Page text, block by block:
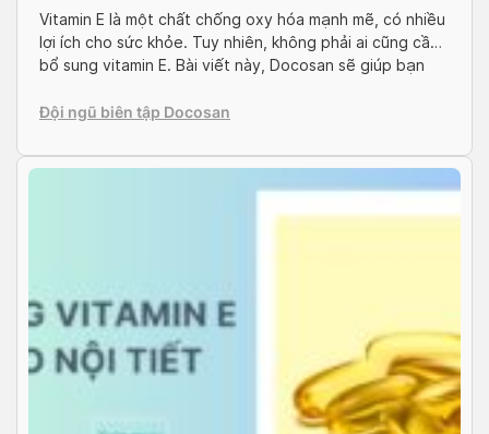
Vitamin E là một chất chống oxy hóa mạnh mẽ, có nhiều
lợi ích cho sức khỏe. Tuy nhiên, không phải ai cũng cần
bổ sung vitamin E. Bài viết này, Docosan sẽ giúp bạn
dụng của vitamin E Vitamin E là […]
Đội ngũ biên tập Docosan